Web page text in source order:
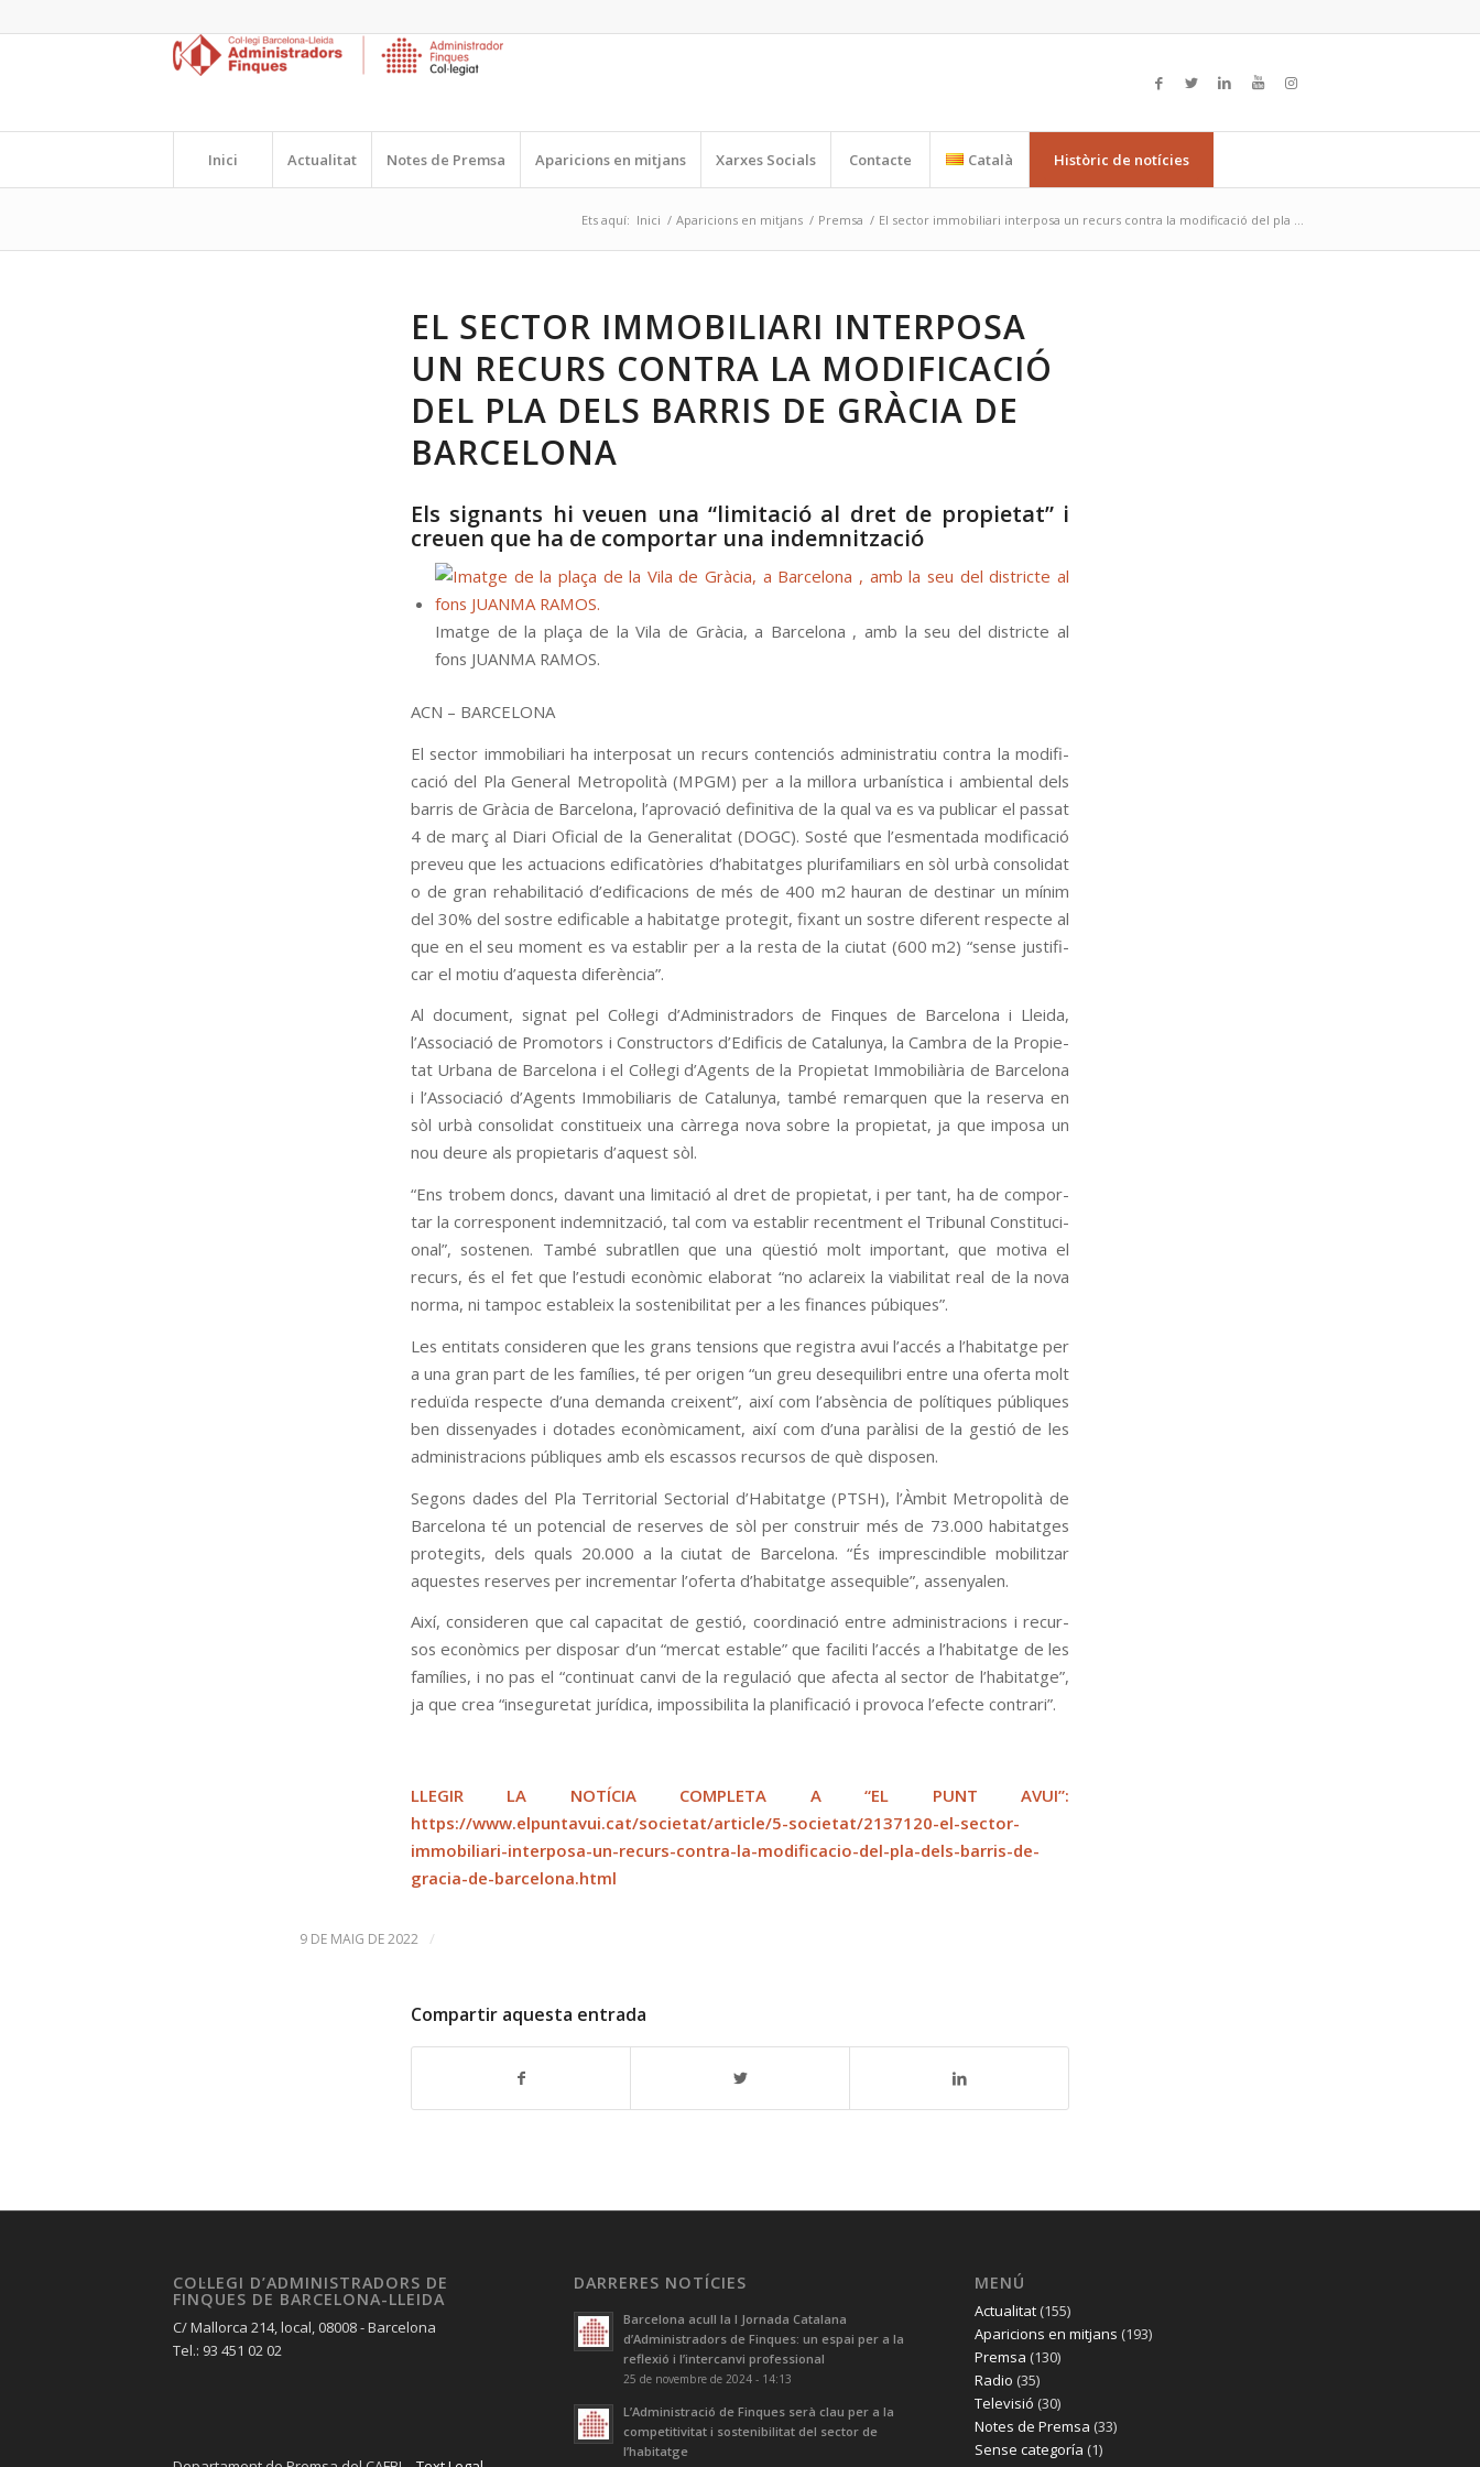
Inici Actualitat Notes de Premsa Aparicions en mitjans Xarxes Socials Contacte Català Històric de notícies
Ets aquí: Inici / Aparicions en mitjans / Premsa / El sector immobiliari interposa un recurs contra la modificació del pla ...
EL SECTOR IMMOBILIARI INTERPOSA
UN RECURS CONTRA LA MODIFICACIÓ
DEL PLA DELS BARRIS DE GRÀCIA DE
BARCELONA
Els signants hi veuen una “limitació al dret de propietat” i
creuen que ha de comportar una indemnització
Imatge de la plaça de la Vila de Gràcia, a Barcelona , amb la seu del districte al
fons JUANMA RAMOS.
ACN – BARCELONA
El sec­tor immo­bi­li­ari ha inter­po­sat un recurs con­tenciós admi­nis­tra­tiu con­tra la modi­fi­
cació del Pla Gene­ral Metro­po­lità (MPGM) per a la millora urbanística i ambi­en­tal dels
bar­ris de Gràcia de Bar­ce­lona, l’apro­vació defi­ni­tiva de la qual va es va publi­car el pas­sat
4 de març al Diari Ofi­cial de la Gene­ra­li­tat (DOGC). Sosté que l’esmen­tada modi­fi­cació
pre­veu que les actu­a­ci­ons edi­fi­catòries d’habi­tat­ges plu­ri­fa­mi­li­ars en sòl urbà con­so­li­dat
o de gran reha­bi­li­tació d’edi­fi­ca­ci­ons de més de 400 m2 hau­ran de des­ti­nar un mínim
del 30% del sos­tre edi­fi­ca­ble a habi­tatge pro­te­git, fixant un sos­tre dife­rent res­pecte al
que en el seu moment es va esta­blir per a la resta de la ciu­tat (600 m2) “sense jus­ti­fi­
car el motiu d’aquesta diferència”.
Al docu­ment, sig­nat pel Col·legi d’Admi­nis­tra­dors de Fin­ques de Bar­ce­lona i Lleida,
l’Asso­ci­ació de Pro­mo­tors i Cons­truc­tors d’Edi­fi­cis de Cata­lu­nya, la Cam­bra de la Pro­pi­e­
tat Urbana de Bar­ce­lona i el Col·legi d’Agents de la Pro­pi­e­tat Immo­biliària de Bar­ce­lona
i l’Asso­ci­ació d’Agents Immo­bi­li­a­ris de Cata­lu­nya, també remar­quen que la reserva en
sòl urbà con­so­li­dat cons­ti­tu­eix una càrrega nova sobre la pro­pi­e­tat, ja que imposa un
nou deure als pro­pi­e­ta­ris d’aquest sòl.
“Ens tro­bem doncs, davant una limi­tació al dret de pro­pi­e­tat, i per tant, ha de com­por­
tar la cor­res­po­nent indem­nit­zació, tal com va esta­blir recent­ment el Tri­bu­nal Cons­ti­tu­ci­
o­nal”, sos­te­nen. També subrat­llen que una qüestió molt impor­tant, que motiva el
recurs, és el fet que l’estudi econòmic ela­bo­rat “no acla­reix la via­bi­li­tat real de la nova
norma, ni tam­poc esta­bleix la sos­te­ni­bi­li­tat per a les finan­ces púbiques”.
Les enti­tats con­si­de­ren que les grans ten­si­ons que regis­tra avui l’accés a l’habi­tatge per
a una gran part de les famílies, té per ori­gen “un greu dese­qui­li­bri entre una oferta molt
reduïda res­pecte d’una demanda crei­xent”, així com l’absència de polítiques públi­ques
ben dis­se­nya­des i dota­des econòmica­ment, així com d’una paràlisi de la gestió de les
admi­nis­tra­ci­ons públi­ques amb els escas­sos recur­sos de què dis­po­sen.
Segons dades del Pla Ter­ri­to­rial Sec­to­rial d’Habi­tatge (PTSH), l’Àmbit Metro­po­lità de
Bar­ce­lona té un poten­cial de reser­ves de sòl per cons­truir més de 73.000 habi­tat­ges
pro­te­gits, dels quals 20.000 a la ciu­tat de Bar­ce­lona. “És impres­cin­di­ble mobi­lit­zar
aques­tes reser­ves per incre­men­tar l’oferta d’habi­tatge asse­qui­ble”, asse­nya­len.
Així, con­si­de­ren que cal capa­ci­tat de gestió, coor­di­nació entre admi­nis­tra­ci­ons i recur­
sos econòmics per dis­po­sar d’un “mer­cat esta­ble” que faci­liti l’accés a l’habi­tatge de les
famílies, i no pas el “con­ti­nuat canvi de la regu­lació que afecta al sec­tor de l’habi­tatge”,
ja que crea “inse­gu­re­tat jurídica, impos­si­bi­lita la pla­ni­fi­cació i pro­voca l’efecte con­trari”.
LLEGIR LA NOTÍCIA COMPLETA A “EL PUNT AVUI”:
https://www.elpuntavui.cat/societat/article/5-societat/2137120-el-sector-
immobiliari-interposa-un-recurs-contra-la-modificacio-del-pla-dels-barris-de-
gracia-de-barcelona.html
9 DE MAIG DE 2022 /
Compartir aquesta entrada
COL·LEGI D’ADMINISTRADORS DE
FINQUES DE BARCELONA-LLEIDA
C/ Mallorca 214, local, 08008 - Barcelona
Tel.: 93 451 02 02
DARRERES NOTÍCIES
Barcelona acull la I Jornada Catalana
d’Administradors de Finques: un espai per a la
reflexió i l’intercanvi professional
25 de novembre de 2024 - 14:13
L’Administració de Finques serà clau per a la
competitivitat i sostenibilitat del sector de
l’habitatge
MENÚ
Actualitat(155)
Aparicions en mitjans (193)
Premsa (130)
Radio (35)
Televisió (30)
Notes de Premsa (33)
Sense categoría (1)